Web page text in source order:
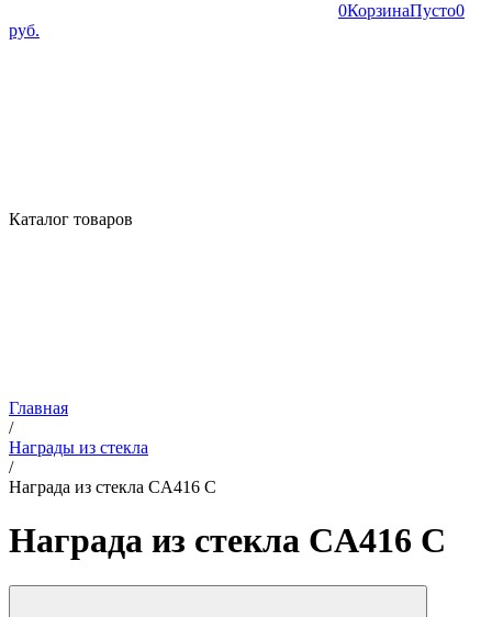
0КорзинаПусто0
руб.
Каталог товаров
Главная
/
Награды из стекла
/
Награда из стекла CA416 C
Награда из стекла CA416 C